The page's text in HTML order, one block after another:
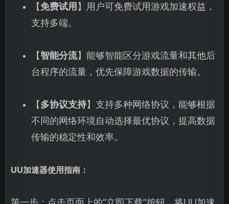
【免费试用】用户可免费试用游戏加速权益，
支持多端。
【智能分流】能够智能区分游戏流量和其他后
台程序的流量，优先保障游戏数据的传输。
【多协议支持】支持多种网络协议，能够根据
不同的网络环境自动选择最优协议，提高数据
传输的稳定性和效率。
UU加速器使用指南：